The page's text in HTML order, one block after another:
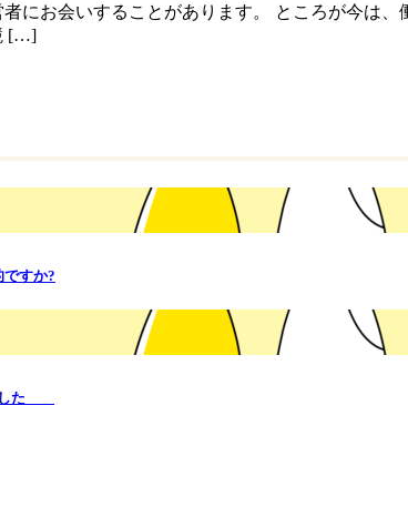
にお会いすることがあります。 ところが今は
[…]
ですか?
した